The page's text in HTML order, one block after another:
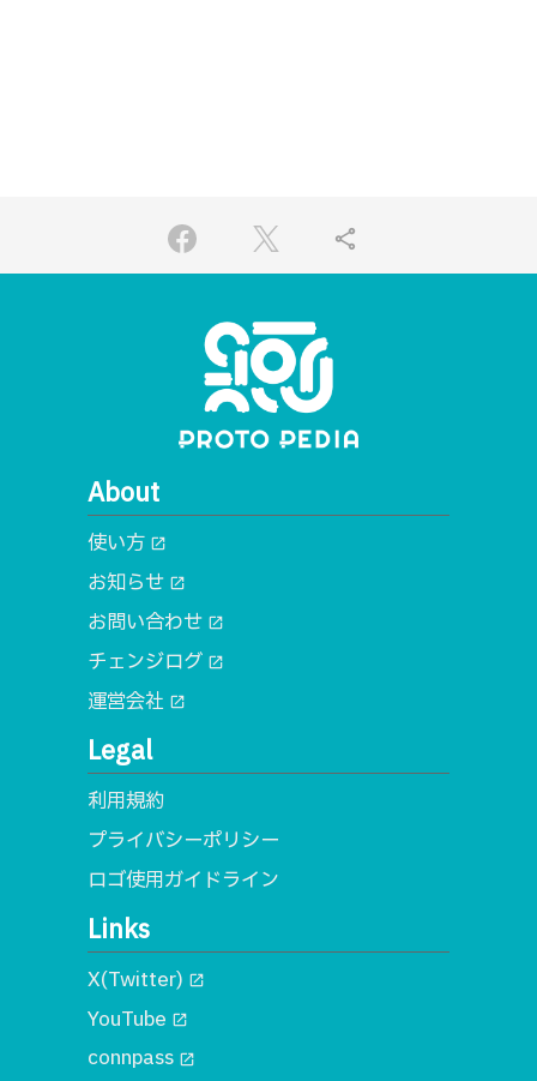
share
About
使い方 open_in_new
お知らせ open_in_new
お問い合わせ open_in_new
チェンジログ open_in_new
運営会社 open_in_new
Legal
利用規約
プライバシーポリシー
ロゴ使用ガイドライン
Links
X(Twitter) open_in_new
YouTube open_in_new
connpass open_in_new